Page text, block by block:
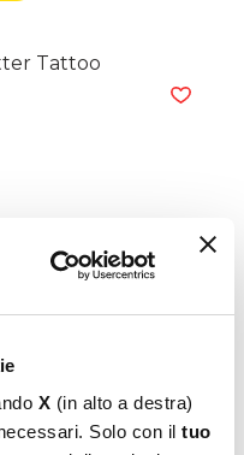
X (in alto a destra)
Solo con il tuo
Tattoo